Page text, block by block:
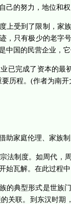
己的努力，地位和
上受到了限制，家
，只有极少的老字
中国的民营企业，
已完成了资本的
历程。(作者为南
助家庭伦理、家族
法制度。如周代，
始瓦解。在此过程
的典型形式是世族
关联。到东汉时